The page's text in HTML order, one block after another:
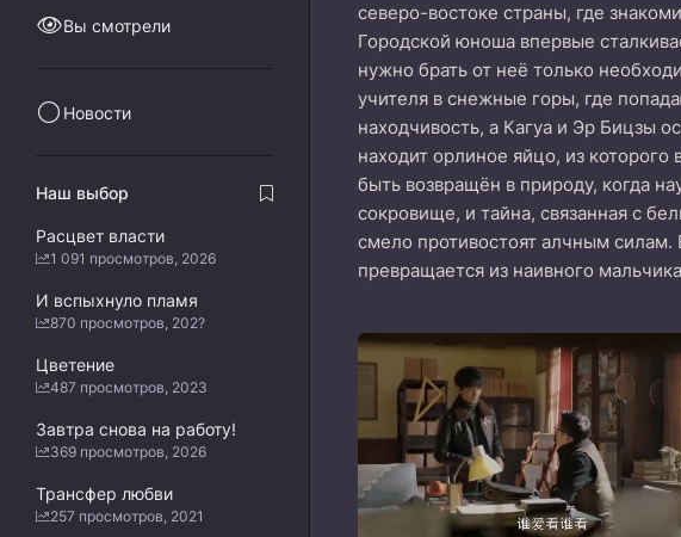
северо-востоке страны, где
Городской юноша впервые
нужно брать от неё только
учителя в снежные горы, где
находчивость, а Кагуа и Эр Бицзы
находит орлиное яйцо, из
быть возвращён в природу, когда
сокровище, и тайна, связанная с
смело противостоят алчным силам.
превращается из наивного
Вы смотрели
Новости
Наш выбор
Расцвет власти
1 091 просмотров, 2026
И вспыхнуло пламя
870 просмотров, 202?
Цветение
487 просмотров, 2023
Завтра снова на работу!
369 просмотров, 2026
Трансфер любви
257 просмотров, 2021